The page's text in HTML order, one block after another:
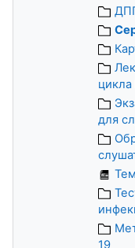
для
19